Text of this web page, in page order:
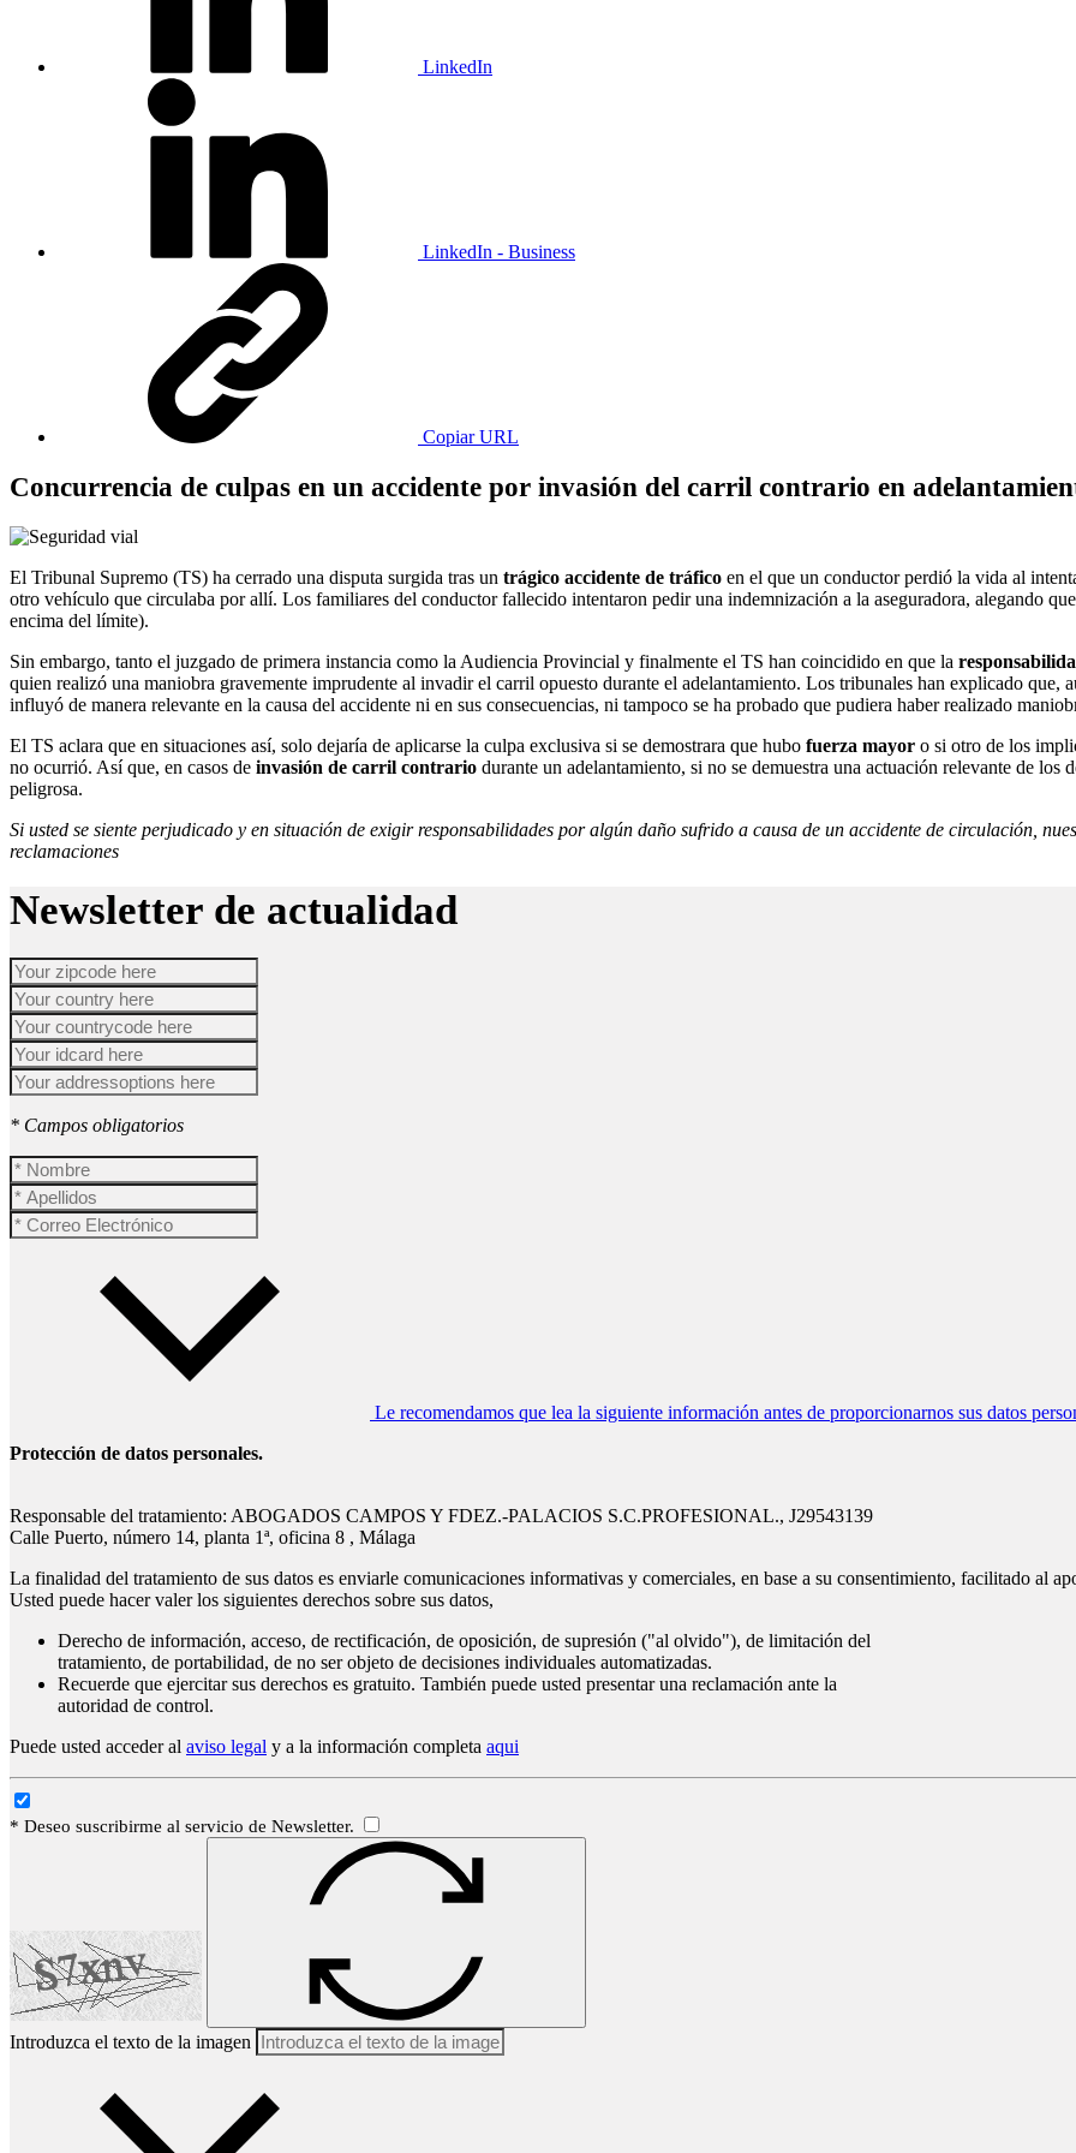
LinkedIn
LinkedIn - Business
Copiar URL
Concurrencia de culpas en un accidente por invasión del carril contrario en
El Tribunal Supremo (TS) ha cerrado una disputa surgida tras un trágico accidente de tráfico en el que un conductor perdió la vida al
otro vehículo que circulaba por allí. Los familiares del conductor fallecido intentaron pedir una indemnización a la aseguradora, alegando
encima del límite).
Sin embargo, tanto el juzgado de primera instancia como la Audiencia Provincial y finalmente el TS han coincidido en que la
quien realizó una maniobra gravemente imprudente al invadir el carril opuesto durante el adelantamiento. Los tribunales han explicado que,
influyó de manera relevante en la causa del accidente ni en sus consecuencias, ni tampoco se ha probado que pudiera haber realizado
El TS aclara que en situaciones así, solo dejaría de aplicarse la culpa exclusiva si se demostrara que hubo fuerza mayor o si otro de los
no ocurrió. Así que, en casos de invasión de carril contrario durante un adelantamiento, si no se demuestra una actuación relevante de
peligrosa.
Si usted se siente perjudicado y en situación de exigir responsabilidades por algún daño sufrido a causa de un accidente de circulación,
reclamaciones
Newsletter de actualidad
* Campos obligatorios
Le recomendamos que lea la siguiente información antes de proporcionarnos sus datos
Protección de datos personales.
Responsable del tratamiento: ABOGADOS CAMPOS Y FDEZ.-PALACIOS S.C.PROFESIONAL., J29543139
Calle Puerto, número 14, planta 1ª, oficina 8 , Málaga
La finalidad del tratamiento de sus datos es enviarle comunicaciones informativas y comerciales, en base a su consentimiento, facilitado al
Usted puede hacer valer los siguientes derechos sobre sus datos,
Derecho de información, acceso, de rectificación, de oposición, de supresión ("al olvido"), de limitación del
tratamiento, de portabilidad, de no ser objeto de decisiones individuales automatizadas.
Recuerde que ejercitar sus derechos es gratuito. También puede usted presentar una reclamación ante la
autoridad de control.
Puede usted acceder al aviso legal y a la información completa aqui
* Deseo suscribirme al servicio de Newsletter.
Introduzca el texto de la imagen